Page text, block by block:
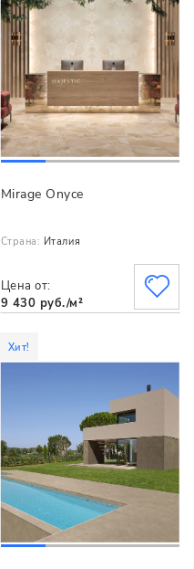
Mirage Onyce
Страна: Италия
Цена от:
9 430 руб./м²
Хит!